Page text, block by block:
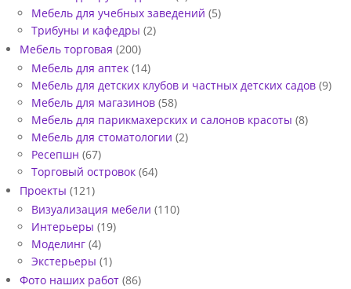
Мебель для учебных заведений (5)
Трибуны и кафедры (2)
Мебель торговая (200)
Мебель для аптек (14)
Мебель для детских клубов и частных детских садов (9)
Мебель для магазинов (58)
Мебель для парикмахерских и салонов красоты (8)
Мебель для стоматологии (2)
Ресепшн (67)
Торговый островок (64)
Проекты (121)
Визуализация мебели (110)
Интерьеры (19)
Моделинг (4)
Экстерьеры (1)
Фото наших работ (86)